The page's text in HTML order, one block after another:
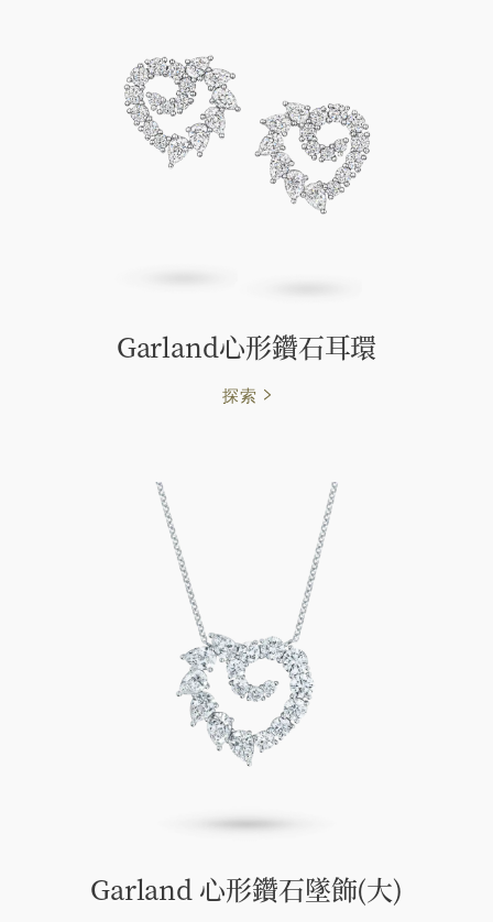
Garland心形鑽石耳環
探索
Garland 心形鑽石墜飾(大)